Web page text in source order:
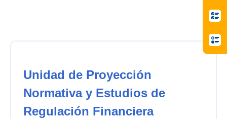
Unidad de Proyección
Normativa y Estudios de
Regulación Financiera